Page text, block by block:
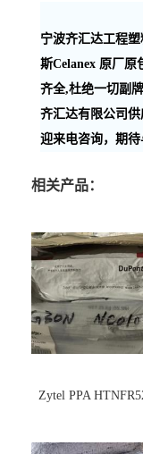
宁波齐汇达工程
斯Celanex 原厂原
齐全,杜绝一切副
齐汇达有限公司
迎来电咨询，期
相关产品：
Zytel PPA